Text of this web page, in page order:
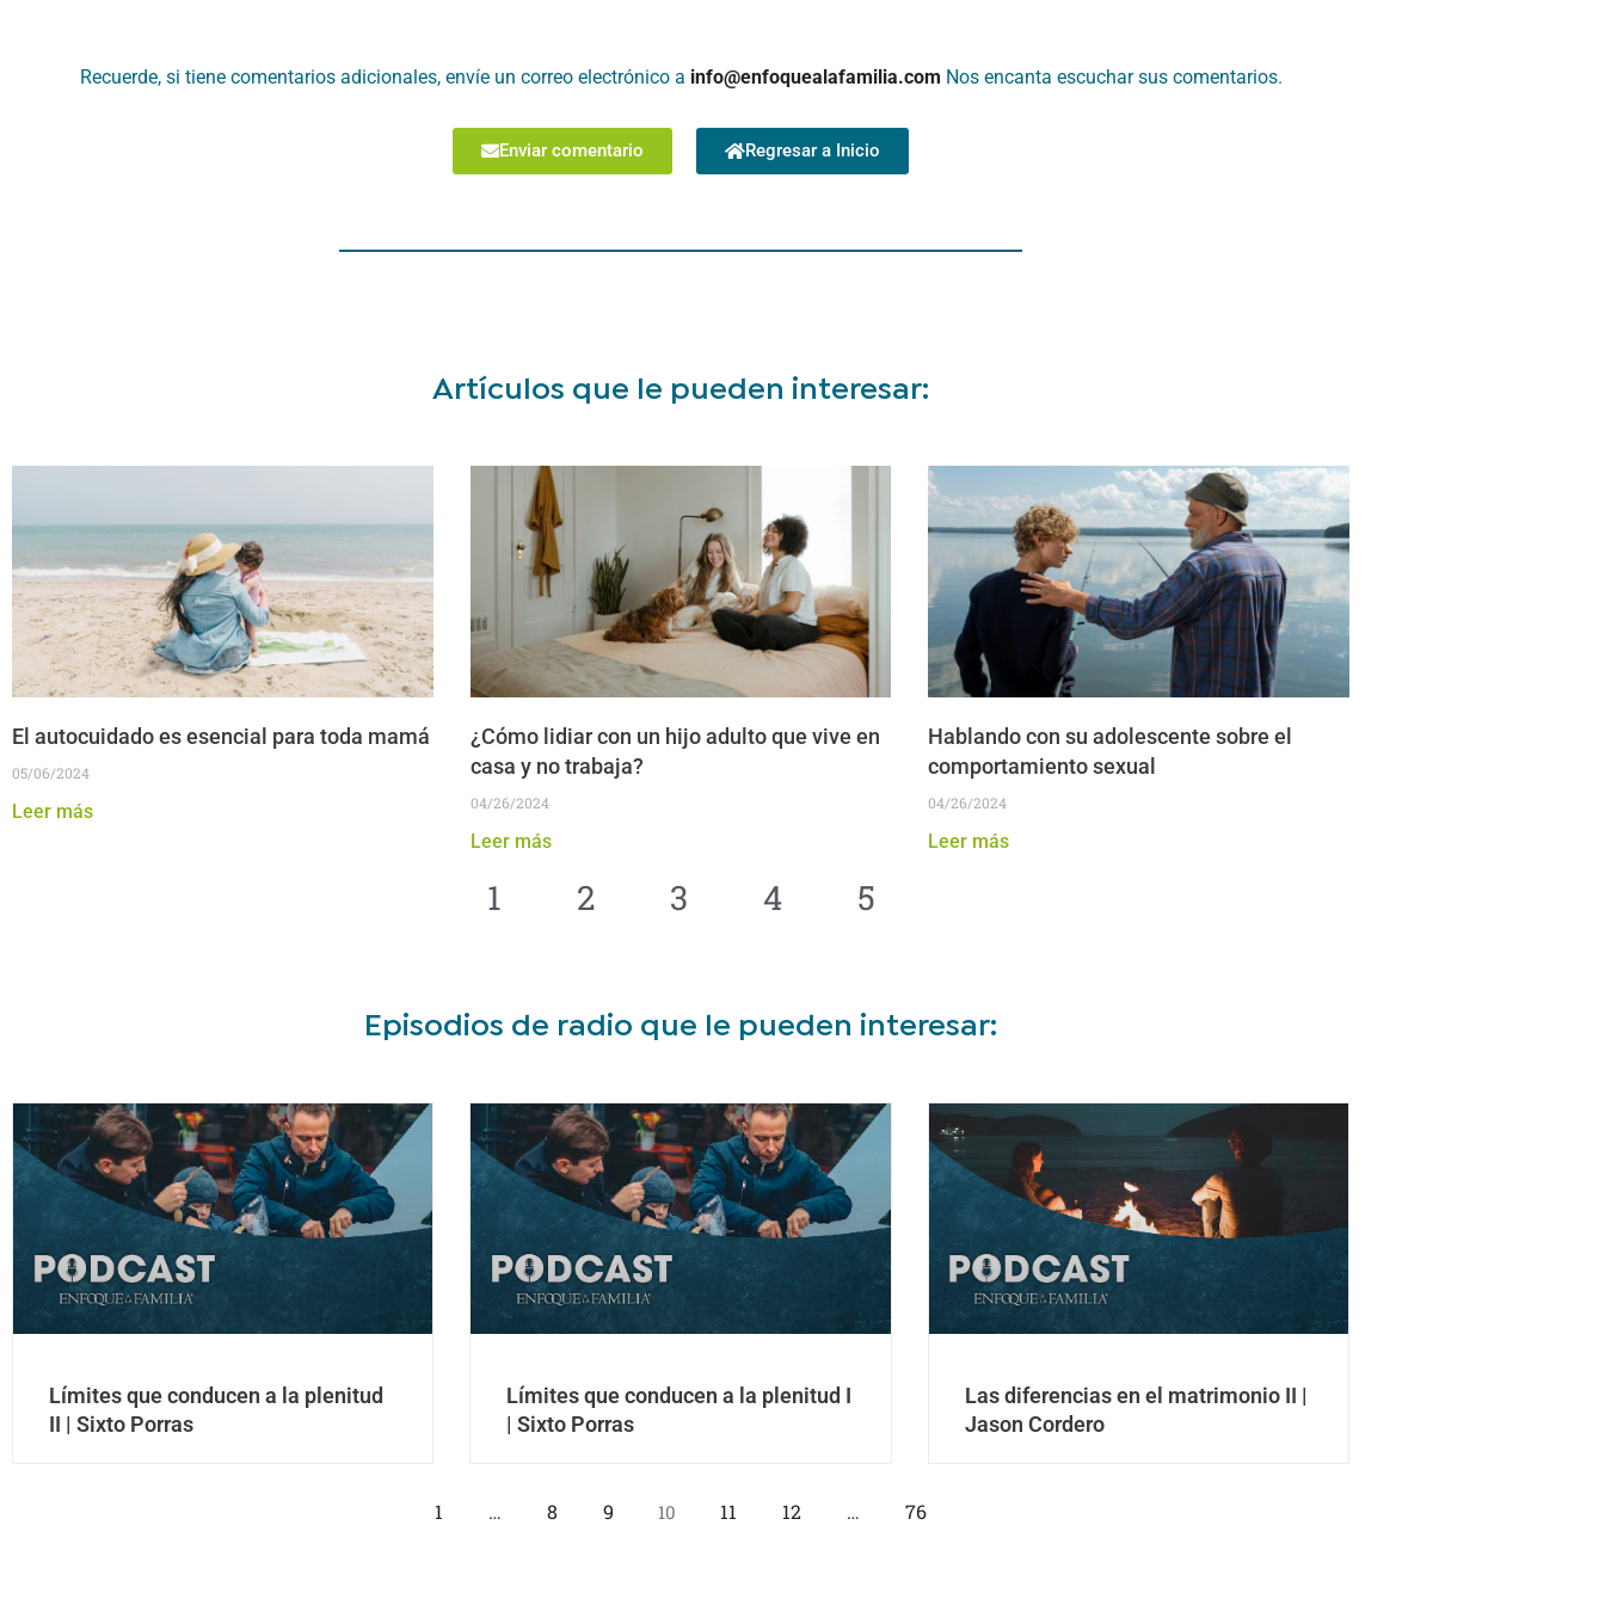
Recuerde, si tiene comentarios adicionales, envíe un correo electrónico a info@enfoquealafamilia.com Nos encanta escuchar sus comentarios.
Enviar comentario Regresar a Inicio
Artículos que le pueden interesar:
El autocuidado es esencial para toda mamá
05/06/2024
Leer más
¿Cómo lidiar con un hijo adulto que vive en
casa y no trabaja?
04/26/2024
Leer más
Hablando con su adolescente sobre el
comportamiento sexual
04/26/2024
Leer más
1 2 3 4 5
Episodios de radio que le pueden interesar:
Límites que conducen a la plenitud
II | Sixto Porras
Límites que conducen a la plenitud I
| Sixto Porras
Las diferencias en el matrimonio II |
Jason Cordero
1 … 8 9 10 11 12 … 76